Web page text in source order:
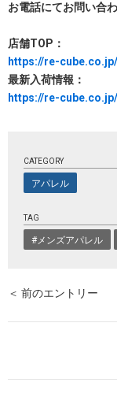
お電話にてお問い合
店舗TOP：
https://re-
最新入荷情報：
https://re-
CATEGORY
アパレル
TAG
#メンズアパレル
＜ 前のエントリー